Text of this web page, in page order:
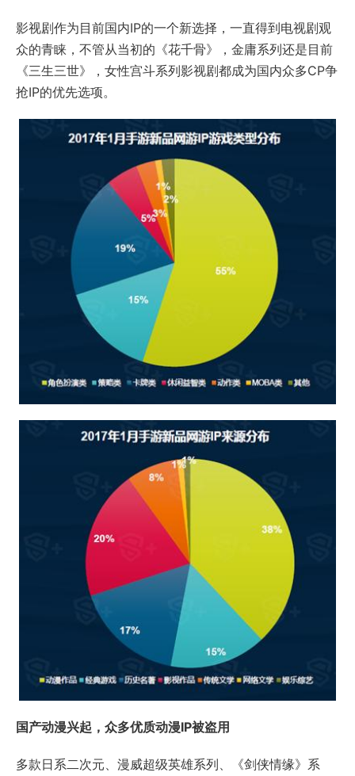
影视剧作为目前国内IP的一个新选择，一直得到电视剧观
众的青睐，不管从当初的《花千骨》，金庸系列还是目前
《三生三世》，女性宫斗系列影视剧都成为国内众多CP争
抢IP的优先选项。
国产动漫兴起，众多优质动漫IP被盗用
多款日系二次元、漫威超级英雄系列、《剑侠情缘》系